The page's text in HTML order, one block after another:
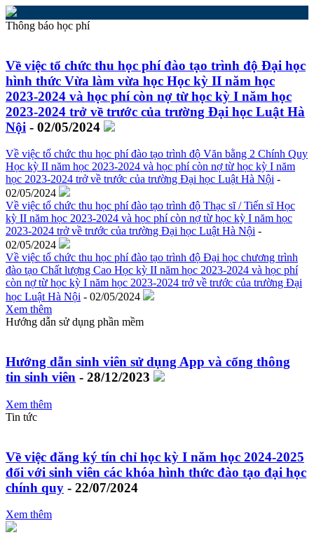
Thông báo học phí
Về việc tổ chức thu học phí đào tạo trình độ Đại học
hình thức Vừa làm vừa học Học kỳ II năm học
2023-2024 và học phí còn nợ từ học kỳ I năm học
2023-2024 trở về trước của trường Đại học Luật Hà
Nội - 02/05/2024
Về việc tổ chức thu học phí đào tạo trình độ Văn bằng 2 Chính Quy
Học kỳ II năm học 2023-2024 và học phí còn nợ từ học kỳ I năm
học 2023-2024 trở về trước của trường Đại học Luật Hà Nội -
02/05/2024
Về việc tổ chức thu học phí đào tạo trình độ Thạc sĩ / Tiến sĩ Học
kỳ II năm học 2023-2024 và học phí còn nợ từ học kỳ I năm học
2023-2024 trở về trước của trường Đại học Luật Hà Nội -
02/05/2024
Về việc tổ chức thu học phí đào tạo trình độ Đại học chương trình
đào tạo Chất lượng Cao Học kỳ II năm học 2023-2024 và học phí
còn nợ từ học kỳ I năm học 2023-2024 trở về trước của trường Đại
học Luật Hà Nội - 02/05/2024
Xem thêm
Hướng dẫn sử dụng phần mềm
Hướng dẫn sinh viên sử dụng App và cổng thông
tin sinh viên - 28/12/2023
Xem thêm
Tin tức
Về việc đăng ký tín chỉ học kỳ I năm học 2024-2025
đối với sinh viên các khóa hình thức đào tạo đại học
chính quy - 22/07/2024
Xem thêm